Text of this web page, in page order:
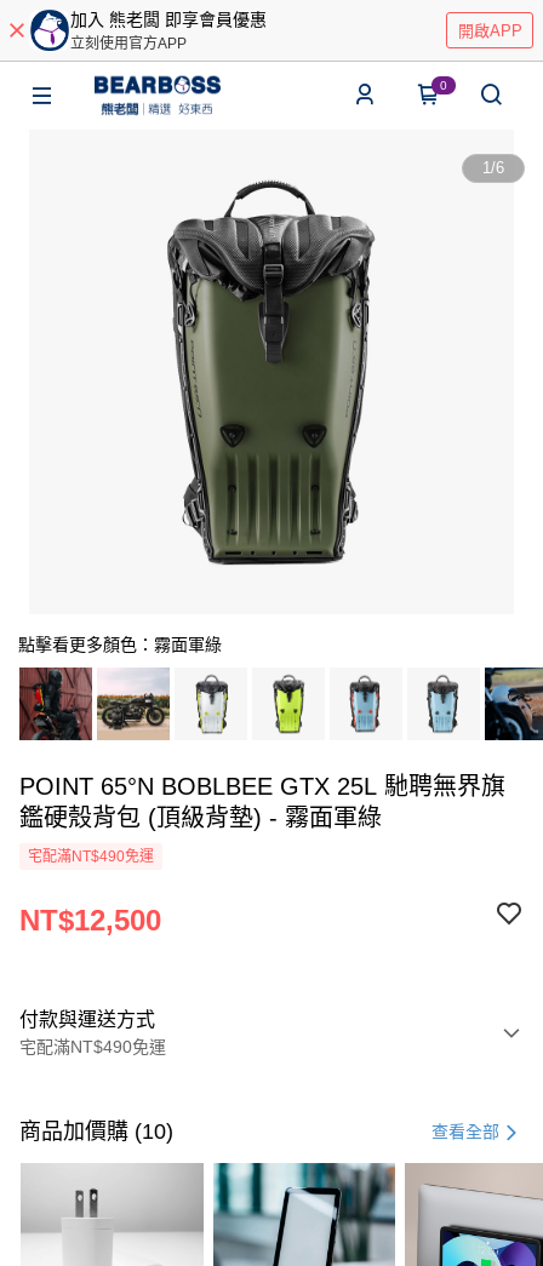
加入 熊老闆 即享會員優惠
立刻使用官方APP
開啟APP
0
1/6
點擊看更多顏色：霧面軍綠
POINT 65°N BOBLBEE GTX 25L 馳聘無界旗
鑑硬殼背包 (頂級背墊) - 霧面軍綠
宅配滿NT$490免運
NT$12,500
付款與運送方式
宅配滿NT$490免運
信用卡一次付款
3 期 0 利率 每期 NT$4,166
第一商業銀行
NT$2,083 21家銀行
商品加價購 (10) 查看全部